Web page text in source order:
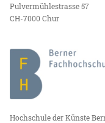
Pulvermühlestrasse 57
CH-7000 Chur
Hochschule der Künste